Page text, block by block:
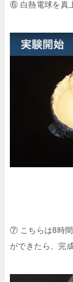
⑥ 白熱電球を真
⑦ こちらは8時
ができたら、完